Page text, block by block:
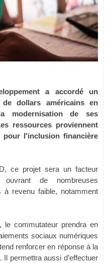
a accordé un
dollars américains en
modernisation de ses
ressources proviennent
l'inclusion financière
ce projet sera un facteur
ouvrant de nombreuses
à revenu faible, notamment
commutateur prendra en
sociaux numériques
renforcer en réponse à la
permettra aussi d’effectuer